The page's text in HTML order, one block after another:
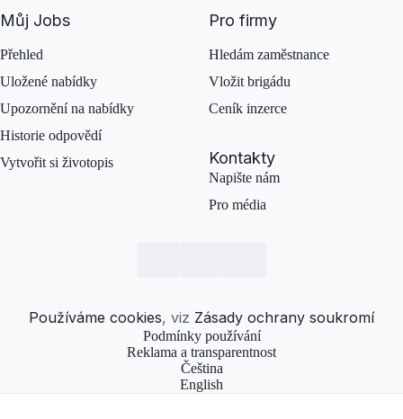
Můj Jobs
Přehled
Uložené nabídky
Upozornění na nabídky
Historie odpovědí
Vytvořit si životopis
Pro firmy
Hledám zaměstnance
Vložit brigádu
Ceník inzerce
Kontakty
Napište nám
Pro média
Používáme cookies, viz Zásady ochrany soukromí
Podmínky používání
Reklama a transparentnost
Čeština
English